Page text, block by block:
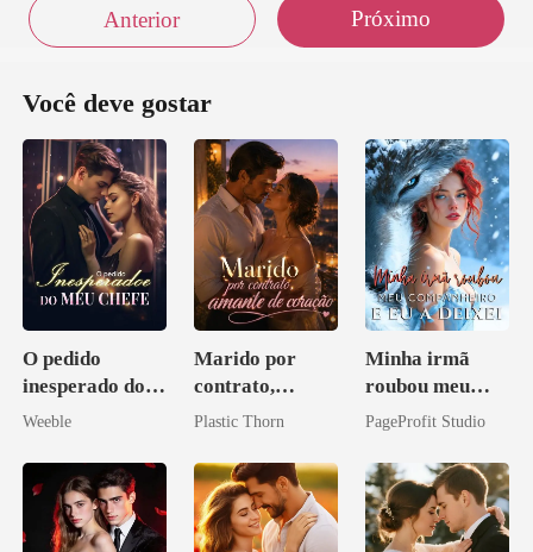
Anterior Próximo
Você deve gostar
O pedido
inesperado do
meu chefe
Weeble
Marido por
contrato,
amante de
Plastic Thorn
Minha irmã
roubou meu
companheiro e
PageProfit Studio